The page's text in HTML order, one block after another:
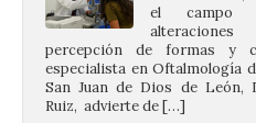
La décimo séptima
fotografía León